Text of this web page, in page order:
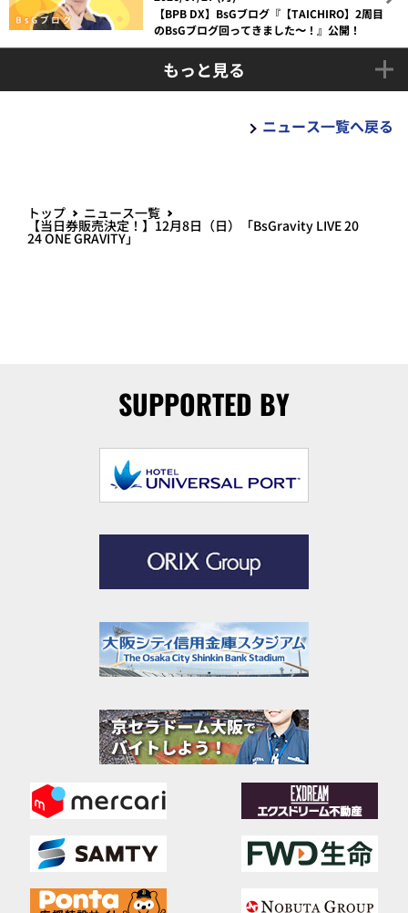
【BPB DX】BsGブログ『【TAICHIRO】2周目
のBsGブログ回ってきました〜！』公開！
もっと見る
ニュース一覧へ戻る
トップ ニュース一覧
【当日券販売決定！】12月8日（日）「BsGravity LIVE 20
24 ONE GRAVITY」
SUPPORTED BY